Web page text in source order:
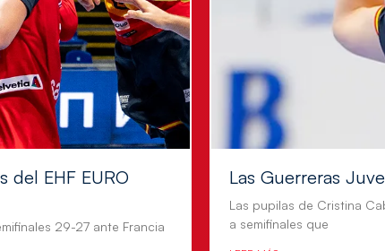
del EHF EURO
29-27 ante Francia
Las Guerreras
Las pupilas de Cristina
a semifinales que